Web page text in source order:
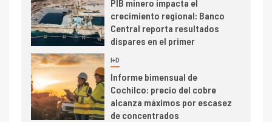
PIB minero impacta el
crecimiento regional: Banco
Central reporta resultados
dispares en el primer
4 I+D
Informe bimensual de
Cochilco: precio del cobre
alcanza máximos por escasez
de concentrados